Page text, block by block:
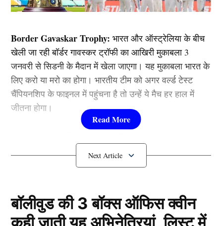
Border Gavaskar Trophy:भारत और ऑस्ट्रेलिया के बीच
खेली जा रही बॉर्डर गावस्कर ट्रॉफी का आखिरी मुकाबला 3
जनवरी से सिडनी के मैदान में खेला जाएगा। यह मुकाबला भारत के
लिए करो या मरो का होगा। भारतीय टीम को अगर वर्ल्ड टेस्ट
चैंपियनशिप के फाइनल में पहुंचना है तो उन्हें ये मैच हर हाल में
जीतना होगा।
Trophy) में टीम इंडिया की शुरुआत अच्छी रही थी, लेकिन बाद में
ये सीरीज उनके लिए किसी बुरे सपने से कम साबित नहीं हुई है।
का सपना तो टूटा ही है। साथ ही इस सीरीज ने भारत के तीन
दिग्गज खिलाड़ियों को भी छीन लिया है।
बॉलीवुड की 3 बॉक्स ऑफिस क्वीन